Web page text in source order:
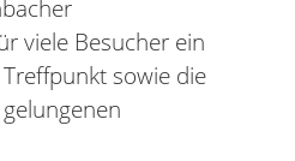
viele Besucher ein
sowie die